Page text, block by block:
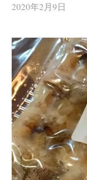
2020年2月9日